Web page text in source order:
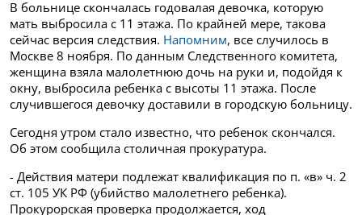
В больнице скончалась годовалая девочка, которую
мать выбросила с 11 этажа. По крайней мере, такова
сейчас версия следствия. Напомним, все случилось в
Москве 8 ноября. По данным Следственного комитета,
женщина взяла малолетнюю дочь на руки и, подойдя к
окну, выбросила ребенка с высоты 11 этажа. После
случившегося девочку доставили в городскую больницу.
Сегодня утром стало известно, что ребенок скончался.
Об этом сообщила столичная прокуратура.
- Действия матери подлежат квалификация по п. «в» ч. 2
ст. 105 УК РФ (убийство малолетнего ребенка).
Прокурорская проверка продолжается, ход